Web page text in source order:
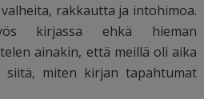
rakkautta ja intohimoa.
kirjassa ehkä hieman
ainakin, että meillä oli aika
siitä, miten kirjan tapahtumat